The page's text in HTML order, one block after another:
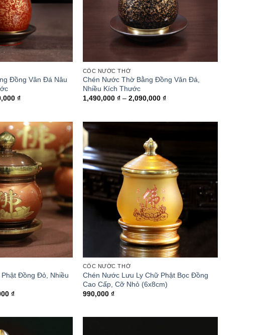
Đồng Vân Đá Nâu
₫Khoảng
đến
2,090,000 ₫
CỐC NƯỚC THỜ
Chén Nước Thờ Bằng Đồng Vân Đá,
Nhiều Kích Thước
1,490,000 ₫ – 2,090,000 ₫Khoảng
Đồng Đỏ, Nhiều
₫Khoảng
CỐC NƯỚC THỜ
Chén Nước Lưu Ly Chữ Phật Bọc Đồng
Cao Cấp, Cỡ Nhỏ (6x8cm)
990,000 ₫